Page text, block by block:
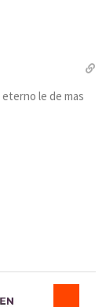
le de mas